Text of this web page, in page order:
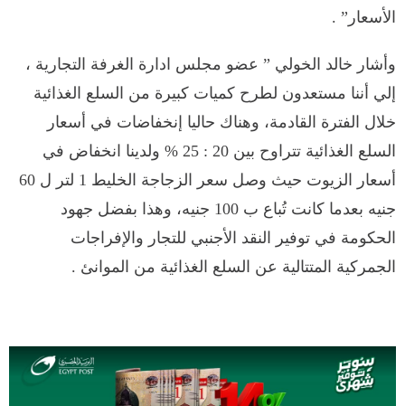
الأسعار” .
وأشار خالد الخولي ” عضو مجلس ادارة الغرفة التجارية ،
إلي أننا مستعدون لطرح كميات كبيرة من السلع الغذائية
خلال الفترة القادمة، وهناك حاليا إنخفاضات في أسعار
السلع الغذائية تتراوح بين 20 : 25 % ولدينا انخفاض في
أسعار الزيوت حيث وصل سعر الزجاجة الخليط 1 لتر ل 60
جنيه بعدما كانت تُباع ب 100 جنيه، وهذا بفضل جهود
الحكومة في توفير النقد الأجنبي للتجار والإفراجات
الجمركية المتتالية عن السلع الغذائية من الموانئ .